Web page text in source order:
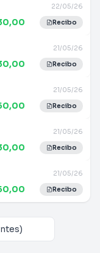
22/05/26
Recibo
21/05/26
Recibo
21/05/26
Recibo
21/05/26
Recibo
21/05/26
Recibo